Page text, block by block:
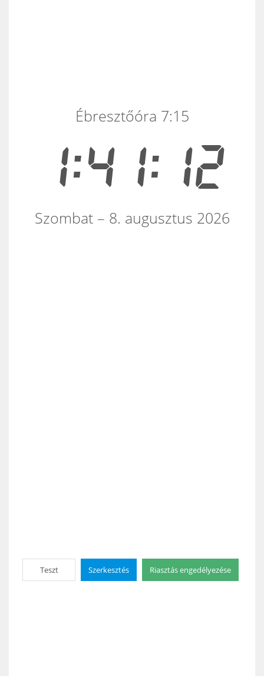
1:41:13
Ébresztőóra 7:15
Szombat – 8. augusztus 2026
Teszt Szerkesztés Riasztás engedélyezése